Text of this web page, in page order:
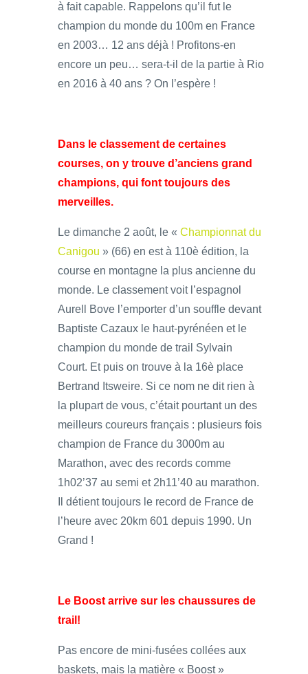
à fait capable. Rappelons qu’il fut le
champion du monde du 100m en France
en 2003… 12 ans déjà ! Profitons-en
encore un peu… sera-t-il de la partie à Rio
en 2016 à 40 ans ? On l’espère !
Dans le classement de certaines
courses, on y trouve d’anciens grand
champions, qui font toujours des
merveilles.
Le dimanche 2 août, le « Championnat du
Canigou » (66) en est à 110è édition, la
course en montagne la plus ancienne du
monde. Le classement voit l’espagnol
Aurell Bove l’emporter d’un souffle devant
Baptiste Cazaux le haut-pyrénéen et le
champion du monde de trail Sylvain
Court. Et puis on trouve à la 16è place
Bertrand Itsweire. Si ce nom ne dit rien à
la plupart de vous, c’était pourtant un des
meilleurs coureurs français : plusieurs fois
champion de France du 3000m au
Marathon, avec des records comme
1h02’37 au semi et 2h11’40 au marathon.
Il détient toujours le record de France de
l’heure avec 20km 601 depuis 1990. Un
Grand !
Le Boost arrive sur les chaussures de
trail!
Pas encore de mini-fusées collées aux
baskets, mais la matière « Boost »